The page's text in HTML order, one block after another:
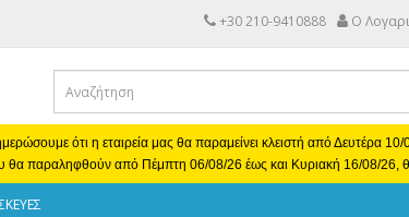
+30 210-9410888 Ο
ότι η εταιρεία μας θα παραμείνει κλειστή από Δευτέρα
θα παραληφθούν από Πέμπτη 06/08/26 έως και Κυριακή 16/08/26,